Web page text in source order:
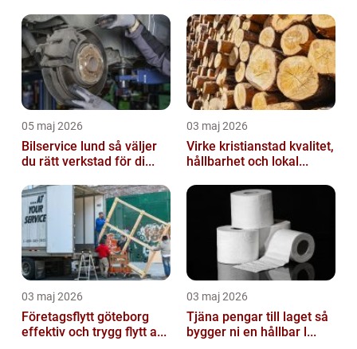
05 maj 2026
Bilservice lund så väljer
du rätt verkstad för di...
03 maj 2026
Virke kristianstad kvalitet,
hållbarhet och lokal...
03 maj 2026
Företagsflytt göteborg
effektiv och trygg flytt a...
03 maj 2026
Tjäna pengar till laget så
bygger ni en hållbar l...